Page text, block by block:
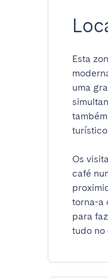
Esta
uma
Os
café
torna-a
para
tudo no